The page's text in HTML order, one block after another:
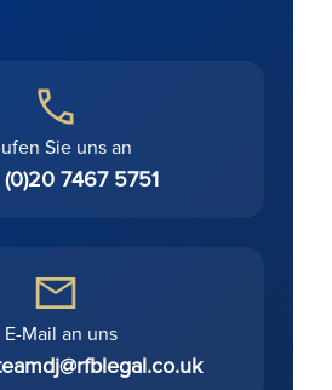
Sie uns an
7467 5751
E-Mail an uns